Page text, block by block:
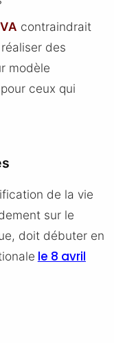
contraindrait
des
modèle
ceux qui
de la vie
sur le
doit débuter en
le 8 avril